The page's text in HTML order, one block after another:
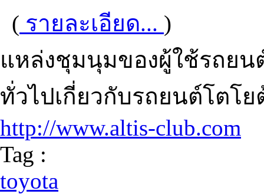
( รายละเอียด... )
แหล่งชุมนุมของผู้ใช้รถยน
ทั่วไปเกี่ยวกับรถยนต์โตโ
http://www.altis-club.com
Tag :
toyota